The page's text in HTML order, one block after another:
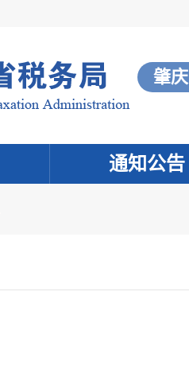
肇庆
通知公告